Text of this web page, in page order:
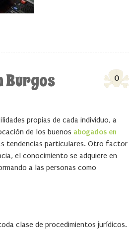
Burgos 0
propias de cada individuo, a
de los buenos abogados en
tendencias particulares. Otro factor
el conocimiento se adquiere en
a las personas como
clase de procedimientos jurídicos.